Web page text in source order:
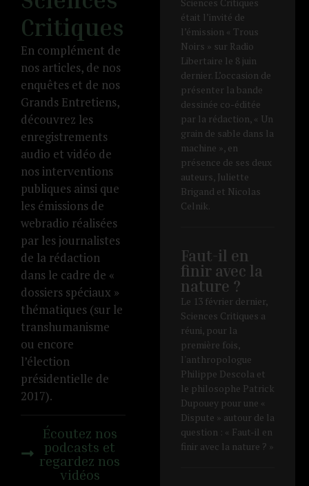
Critiques
En complément de
nos articles, de nos
enquêtes et de nos
Grands Entretiens,
découvrez les
enregistrements
audio et vidéo de
nos interventions
publiques ainsi que
les émissions de
webradio réalisées
par les journalistes
de la rédaction
dans le cadre de «
dossiers spéciaux »
thématiques (sur le
transhumanisme
ou encore
l’élection
présidentielle de
2017).
Écoutez nos
podcasts et
regardez nos
vidéos
était l’invité de
l’émission « Trous
Noirs » sur Radio
Libertaire le 8 juin
dernier. L’occasion de
présenter la bande
dessinée co-éditée
par la rédaction, « Un
grain de sable dans la
machine », en
présence de ses deux
auteurs, Juliette
Brigand et Nicolas
Celnik.
Faut-il en
finir avec la
nature ?
Le 13 février dernier,
Sciences Critiques a
réuni, pour la
première fois,
l'anthropologue
Philippe Descola et
le philosophe Patrick
Dupouey pour une «
Dispute » autour de la
question : « Faut-il en
finir avec la nature ? »